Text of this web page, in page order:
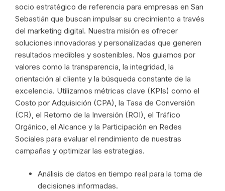
socio estratégico de referencia para empresas en San
Sebastián que buscan impulsar su crecimiento a través
del marketing digital. Nuestra misión es ofrecer
soluciones innovadoras y personalizadas que generen
resultados medibles y sostenibles. Nos guiamos por
valores como la transparencia, la integridad, la
orientación al cliente y la búsqueda constante de la
excelencia. Utilizamos métricas clave (KPIs) como el
Costo por Adquisición (CPA), la Tasa de Conversión
(CR), el Retorno de la Inversión (ROI), el Tráfico
Orgánico, el Alcance y la Participación en Redes
Sociales para evaluar el rendimiento de nuestras
campañas y optimizar las estrategias.
Análisis de datos en tiempo real para la toma de
decisiones informadas.